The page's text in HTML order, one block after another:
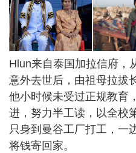
Hlun来自泰国加拉信府，
意外去世后，由祖母拉拔
他小时候未受过正规教育
进，努力半工读，以全校
只身到曼谷工厂打工，一
将钱寄回家。